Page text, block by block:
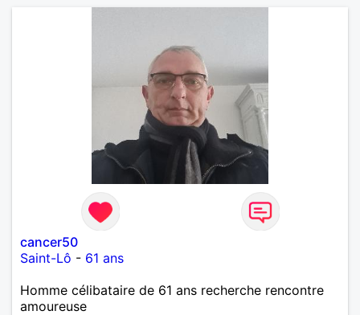
cancer50
Saint-Lô - 61 ans
Homme célibataire de 61 ans recherche rencontre
amoureuse